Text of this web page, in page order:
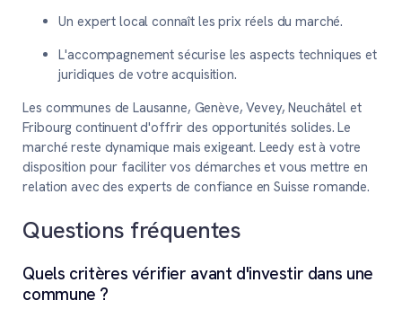
Un expert local connaît les prix réels du marché.
L'accompagnement sécurise les aspects techniques et
juridiques de votre acquisition.
Les communes de Lausanne, Genève, Vevey, Neuchâtel et
Fribourg continuent d'offrir des opportunités solides. Le
marché reste dynamique mais exigeant. Leedy est à votre
disposition pour faciliter vos démarches et vous mettre en
relation avec des experts de confiance en Suisse romande.
Questions fréquentes
Quels critères vérifier avant d'investir dans une
commune ?